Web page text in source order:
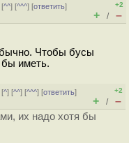
[^^] [^^^] [ответить]
+2
+ / –
Чтобы бусы
бы иметь.
[^] [^^] [^^^] [ответить]
+2
+ / –
их надо хотя бы